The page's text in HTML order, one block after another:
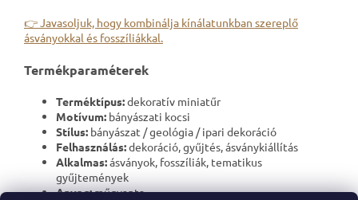
👉 Javasoljuk, hogy kombinálja kínálatunkban szereplő
ásványokkal és fosszíliákkal.
Termékparaméterek
Terméktípus:dekoratív miniatűr
Motívum: bányászati ​​kocsi
Stílus: bányászat / geológia / ipari dekoráció
Felhasználás:dekoráció, gyűjtés, ásványkiállítás
Alkalmas:ásványok, fosszíliák, tematikus
gyűjtemények
Anyag:műgyanta